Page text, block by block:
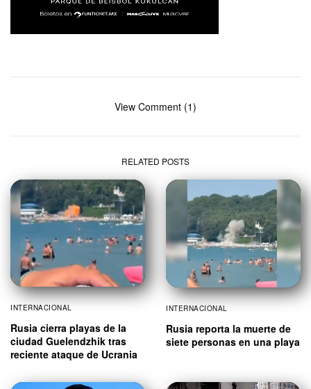
View Comment (1)
RELATED POSTS
INTERNACIONAL
Rusia cierra playas de la
ciudad Guelendzhik tras
reciente ataque de Ucrania
INTERNACIONAL
Rusia reporta la muerte de
siete personas en una playa